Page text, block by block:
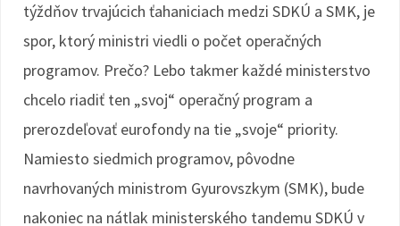
týždňov trvajúcich ťahaniciach medzi SDKÚ a SMK, je
spor, ktorý ministri viedli o počet operačných
programov. Prečo? Lebo takmer každé ministerstvo
chcelo riadiť ten „svoj“ operačný program a
prerozdeľovať eurofondy na tie „svoje“ priority.
Namiesto siedmich programov, pôvodne
navrhovaných ministrom Gyurovszkym (SMK), bude
nakoniec na nátlak ministerského tandemu SDKÚ v